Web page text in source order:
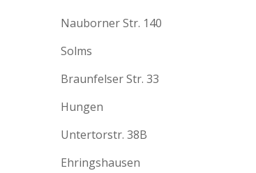
Nauborner Str. 140
Solms
Braunfelser Str. 33
Hungen
Untertorstr. 38B
Ehringshausen